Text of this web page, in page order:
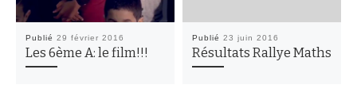
Publié 29 février 2016
Les 6ème A: le film!!!
Publié 23 juin 2016
Résultats Rallye Maths